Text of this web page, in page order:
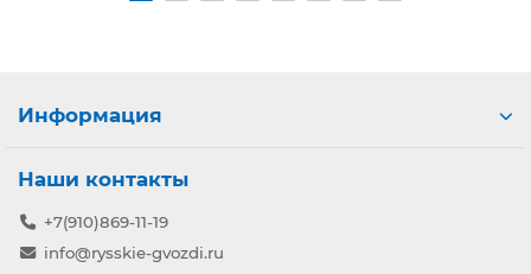
Информация
Наши контакты
+7(910)869-11-19
info@rysskie-gvozdi.ru